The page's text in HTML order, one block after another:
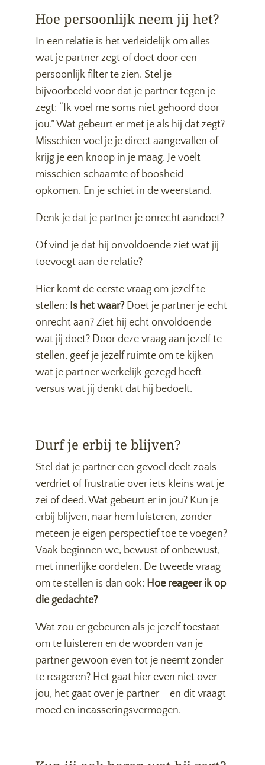
Hoe persoonlijk neem jij het?
In een relatie is het verleidelijk om alles
wat je partner zegt of doet door een
persoonlijk filter te zien. Stel je
bijvoorbeeld voor dat je partner tegen je
zegt: “Ik voel me soms niet gehoord door
jou.” Wat gebeurt er met je als hij dat zegt?
Misschien voel je je direct aangevallen of
krijg je een knoop in je maag. Je voelt
misschien schaamte of boosheid
opkomen. En je schiet in de weerstand.
Denk je dat je partner je onrecht aandoet?
Of vind je dat hij onvoldoende ziet wat jij
toevoegt aan de relatie?
Hier komt de eerste vraag om jezelf te
stellen: Is het waar?Doet je partner je echt
onrecht aan? Ziet hij echt onvoldoende
wat jij doet? Door deze vraag aan jezelf te
stellen, geef je jezelf ruimte om te kijken
wat je partner werkelijk gezegd heeft
versus wat jij denkt dat hij bedoelt.
Durf je erbij te blijven?
Stel dat je partner een gevoel deelt zoals
verdriet of frustratie over iets kleins wat je
zei of deed. Wat gebeurt er in jou? Kun je
erbij blijven, naar hem luisteren, zonder
meteen je eigen perspectief toe te voegen?
Vaak beginnen we, bewust of onbewust,
met innerlijke oordelen. De tweede vraag
om te stellen is dan ook: Hoe reageer ik op
die gedachte?
Wat zou er gebeuren als je jezelf toestaat
om te luisteren en de woorden van je
partner gewoon even tot je neemt zonder
te reageren? Het gaat hier even niet over
jou, het gaat over je partner – en dit vraagt
moed en incasseringsvermogen.